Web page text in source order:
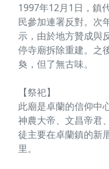
1997年12月1日，鎮
民參加連署反對。次
示，由於地方贊成與
停寺廟拆除重建。之
奐，但了無古味。
【祭祀】
此廟是卓蘭的信仰中
神農大帝、文昌帝君
徒主要在卓蘭鎮的新
里。